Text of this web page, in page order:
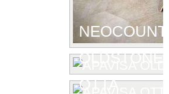
OLDSTONE
OTTA